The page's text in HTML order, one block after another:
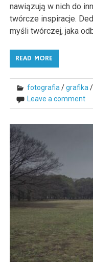
nawiązują w nich do
twórcze inspiracje.
myśli twórczej, jaka
READ MORE
fotografia /grafika
Leave a comment